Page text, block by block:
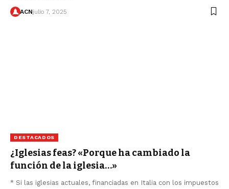
ACNjulio 7, 2025
DESTACADOS
¿Iglesias feas? «Porque ha cambiado la
función de la iglesia…»
* Si las iglesias actuales, financiadas en Italia con los impuestos